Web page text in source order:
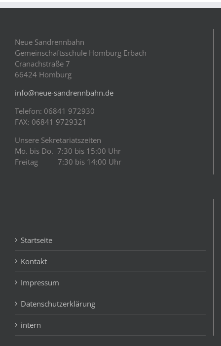
Neue Sandrennbahn
Gemeinschaftsschule Homburg Erbach
Cranachstraße 7
66424 Homburg
info@neue-sandrennbahn.de
Telefon: 06841 972930
FAX: 06841 9729321
Unsere Sekretariatszeiten
Mo. bis Do. 7:30 bis 15:00 Uhr
Freitag 7:30 bis 14:00 Uhr
Startseite
Kontakt
Impressum
Datenschutzerklärung
intern